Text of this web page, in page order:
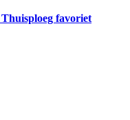
favoriet